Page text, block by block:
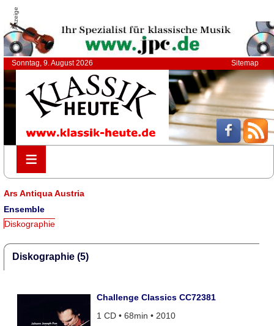
Anzeige
Sonntag, 9. August 2026 Sitemap
≡
≡
Ars Antiqua Austria
Ensemble
Diskographie
Diskographie (5)
Challenge Classics CC72381
1 CD • 68min • 2010